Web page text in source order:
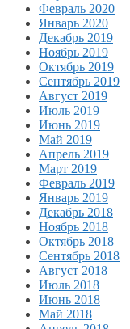
Февраль 2020
Январь 2020
Декабрь 2019
Ноябрь 2019
Октябрь 2019
Сентябрь 2019
Август 2019
Июль 2019
Июнь 2019
Май 2019
Апрель 2019
Март 2019
Февраль 2019
Январь 2019
Декабрь 2018
Ноябрь 2018
Октябрь 2018
Сентябрь 2018
Август 2018
Июль 2018
Июнь 2018
Май 2018